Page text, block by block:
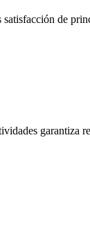
satisfacción de
garantiza